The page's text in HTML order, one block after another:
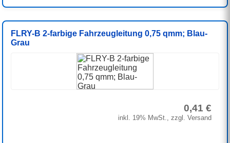
FLRY-B 2-farbige Fahrzeugleitung 0,75 qmm; Blau-
Grau
0,41 €
inkl. 19% MwSt., zzgl. Versand